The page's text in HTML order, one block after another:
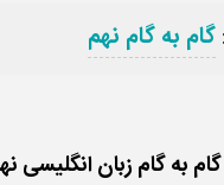
گام به گام نهم
به گام زبان انگلیسی